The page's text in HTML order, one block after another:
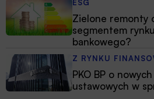
ESG
Zielone remonty
segmentem
bankowego?
Z RYNKU
PKO BP o
ustawowych w